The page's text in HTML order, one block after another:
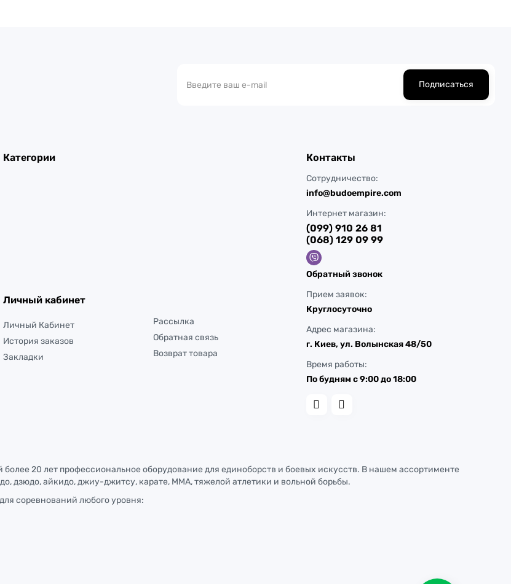
Подписаться
Категории
Личный кабинет
Личный Кабинет
История заказов
Закладки
Рассылка
Обратная связь
Возврат товара
Контакты
Сотрудничество:
info@budoempire.com
Интернет магазин:
(099) 910 26 81
(068) 129 09 99
Обратный звонок
Прием заявок:
Круглосуточно
Адрес магазина:
г. Киев, ул. Волынская 48/50
Время работы:
По будням с 9:00 до 18:00
20 лет профессиональное оборудование для единоборств и боевых искусств. В нашем ассортименте
дзюдо, айкидо, джиу-джитсу, карате, ММА, тяжелой атлетики и вольной борьбы.
соревнований любого уровня: